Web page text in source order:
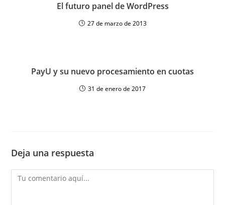
El futuro panel de WordPress
27 de marzo de 2013
PayU y su nuevo procesamiento en cuotas
31 de enero de 2017
Deja una respuesta